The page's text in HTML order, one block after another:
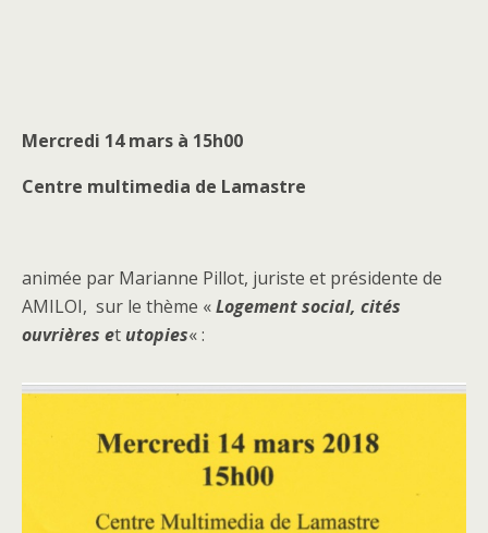
Mercredi 14 mars à 15h00
Centre multimedia de Lamastre
animée par Marianne Pillot, juriste et présidente de
AMILOI, sur le thème «Logement social, cités
ouvrières et utopies« :